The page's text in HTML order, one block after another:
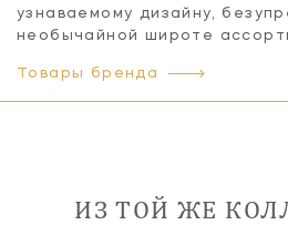
узнаваемому дизайну,
необычайной широте
Товары бренда
ИЗ ТОЙ ЖЕ